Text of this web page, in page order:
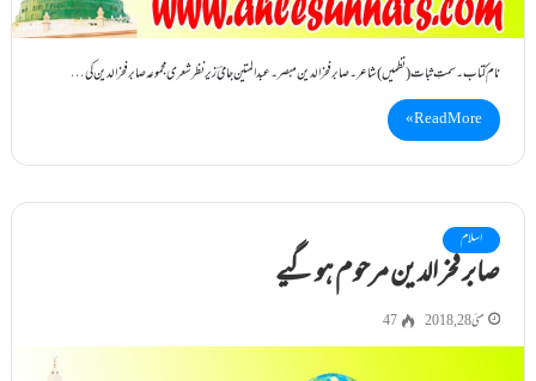
نام کتاب۔ سمتِ ثبات(نظمیں) شاعر۔صابر فخر الدین مبصر ۔عبد المتین جامیؔ زیر نظر شعری مجموعہ صابر فخر الدین کی…
Read More »
اسلام
صابر فخر الدین مرحوم ہو گیے
مئی 28, 2018 47